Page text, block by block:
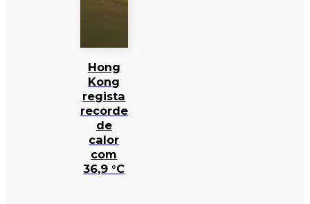
Hong
Kong
regista
recorde
de
calor
com
36,9 °C